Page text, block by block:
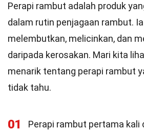
Perapi rambut adalah produk
dalam rutin penjagaan rambut.
melembutkan, melicinkan, dan
daripada kerosakan. Mari kita
menarik tentang perapi rambut
tidak tahu.
01
Perapi rambut pertama kali